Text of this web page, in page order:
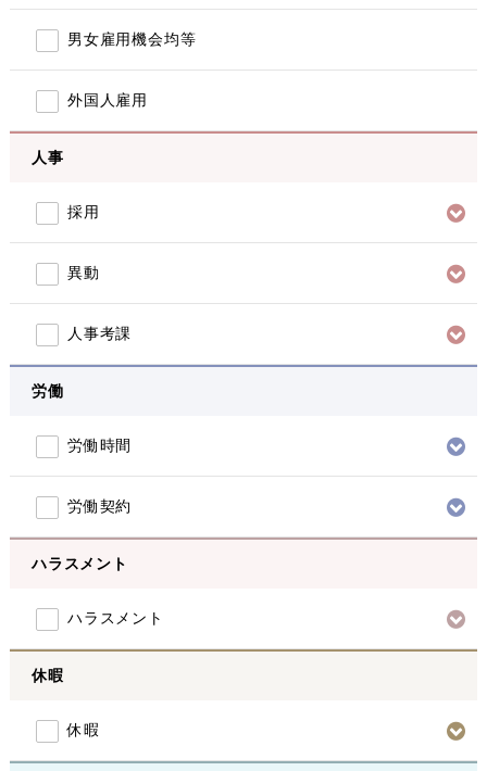
男女雇用機会均等
外国人雇用
人事
採用
異動
人事考課
労働
労働時間
労働契約
ハラスメント
ハラスメント
休暇
休暇